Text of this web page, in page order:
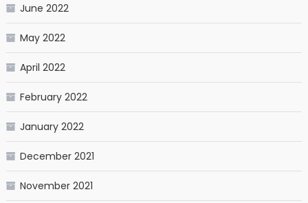
June 2022
May 2022
April 2022
February 2022
January 2022
December 2021
November 2021